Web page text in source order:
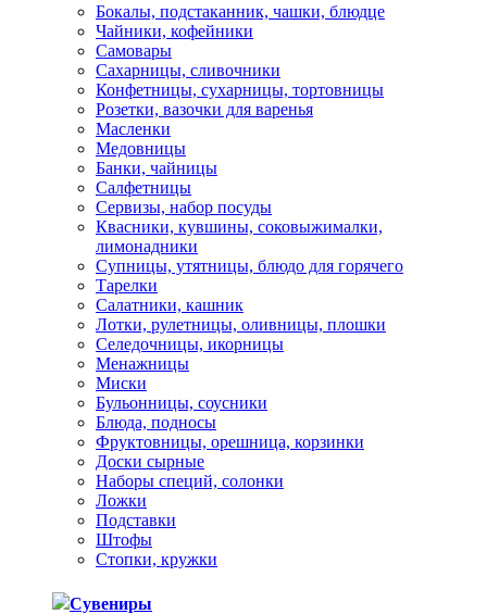
Бокалы, подстаканник, чашки, блюдце
Чайники, кофейники
Самовары
Сахарницы, сливочники
Конфетницы, сухарницы, тортовницы
Розетки, вазочки для варенья
Масленки
Медовницы
Банки, чайницы
Салфетницы
Сервизы, набор посуды
Квасники, кувшины, соковыжималки,
лимонадники
Супницы, утятницы, блюдо для горячего
Тарелки
Салатники, кашник
Лотки, рулетницы, оливницы, плошки
Селедочницы, икорницы
Менажницы
Миски
Бульонницы, соусники
Блюда, подносы
Фруктовницы, орешница, корзинки
Доски сырные
Наборы специй, солонки
Ложки
Подставки
Штофы
Стопки, кружки
Сувениры